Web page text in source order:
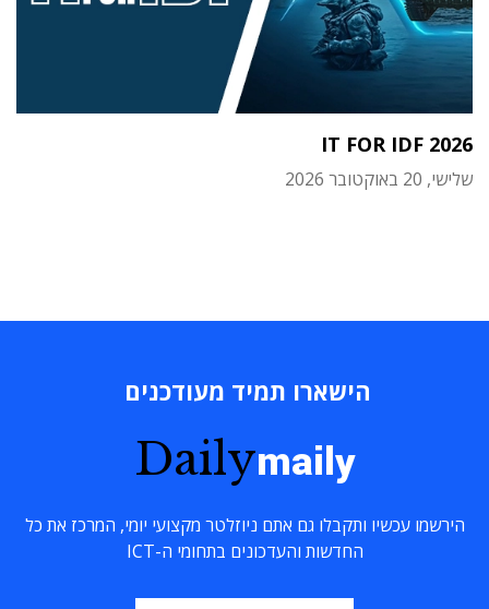
IT FOR IDF 2026
שלישי, 20 באוקטובר 2026
הישארו תמיד מעודכנים
Dailymaily
הירשמו עכשיו ותקבלו גם אתם ניוזלטר מקצועי יומי, המרכז את כל
החדשות והעדכונים בתחומי ה-ICT